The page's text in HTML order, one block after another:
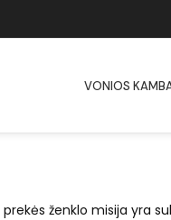
VONIOS
prekės ženklo misija yra